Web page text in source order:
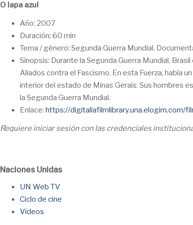
O lapa azul
Año: 2007
Duración: 60 min
Tema / género: Segunda Guerra Mundial.
Sinopsis: Durante la Segunda Guerra Mundial,
Aliados contra el Fascismo. En esta Fuerza, había
interior del estado de Minas Gerais. Sus hombres
la Segunda Guerra Mundial.
Enlace: https://digitaliafilmlibrary.una.elogim.com/
Requiere iniciar sesión con las credenciales
Naciones Unidas
UN Web TV
Ciclo de cine
Videos